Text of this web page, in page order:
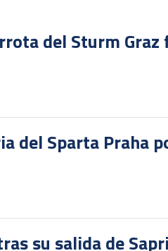
del Sturm
del Sparta Praha
su salida de